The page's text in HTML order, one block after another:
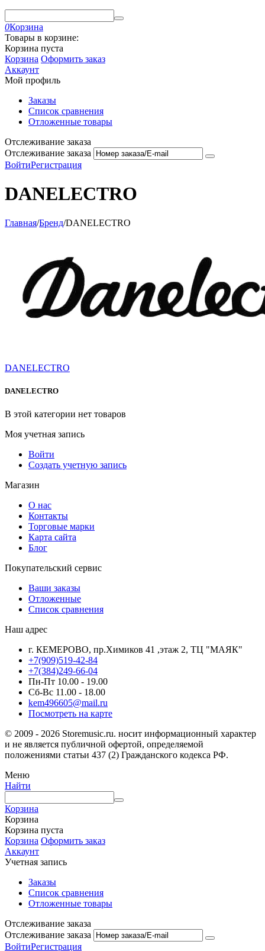
0Корзина
Товары в корзине:
Корзина пуста
Корзина Оформить заказ
Аккаунт
Мой профиль
Заказы
Список сравнения
Отложенные товары
Отслеживание заказа
Отслеживание заказа
ВойтиРегистрация
DANELECTRO
Главная/Бренд/DANELECTRO
DANELECTRO
DANELECTRO
В этой категории нет товаров
Моя учетная запись
Войти
Создать учетную запись
Магазин
О нас
Контакты
Торговые марки
Карта сайта
Блог
Покупательский сервис
Ваши заказы
Отложенные
Список сравнения
Наш адрес
г. КЕМЕРОВО, пр.Химиков 41 ,этаж 2, ТЦ "МАЯК"
+7(909)519-42-84
+7(384)249-66-04
Пн-Пт 10.00 - 19.00
Сб-Вс 11.00 - 18.00
kem496605@mail.ru
Посмотреть на карте
© 2009 - 2026 Storemusic.ru. носит информационный характер
и не является публичной офертой, определяемой
положениями статьи 437 (2) Гражданского кодекса РФ.
Меню
Найти
Корзина
Корзина
Корзина пуста
Корзина Оформить заказ
Аккаунт
Учетная запись
Заказы
Список сравнения
Отложенные товары
Отслеживание заказа
Отслеживание заказа
ВойтиРегистрация